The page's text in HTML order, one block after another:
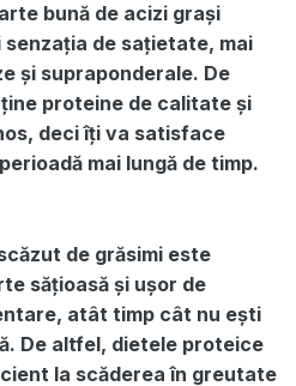
bună de acizi grași
de sațietate, mai
și supraponderale. De
proteine de calitate și
deci îți va satisface
mai lungă de timp.
de grăsimi este
sățioasă și ușor de
atât timp cât nu ești
De altfel, dietele proteice
la scăderea în greutate